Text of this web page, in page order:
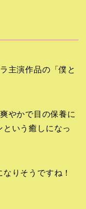
主演作品の「僕と
やかで目の保養に
いう癒しになっ
りそうですね！